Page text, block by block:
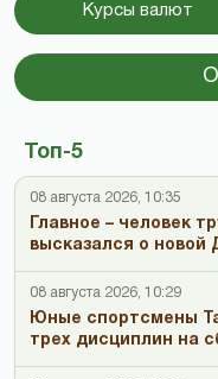
Курсы валют
Топ-5
08 августа 2026, 10:35
Главное – человек
высказался о новой
08 августа 2026, 10:29
Юные спортсмены
трех дисциплин на